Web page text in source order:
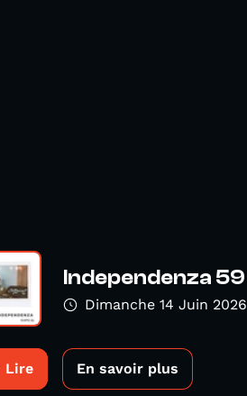
Independenza 59
Dimanche 14 Juin 2026
Lire En savoir plus